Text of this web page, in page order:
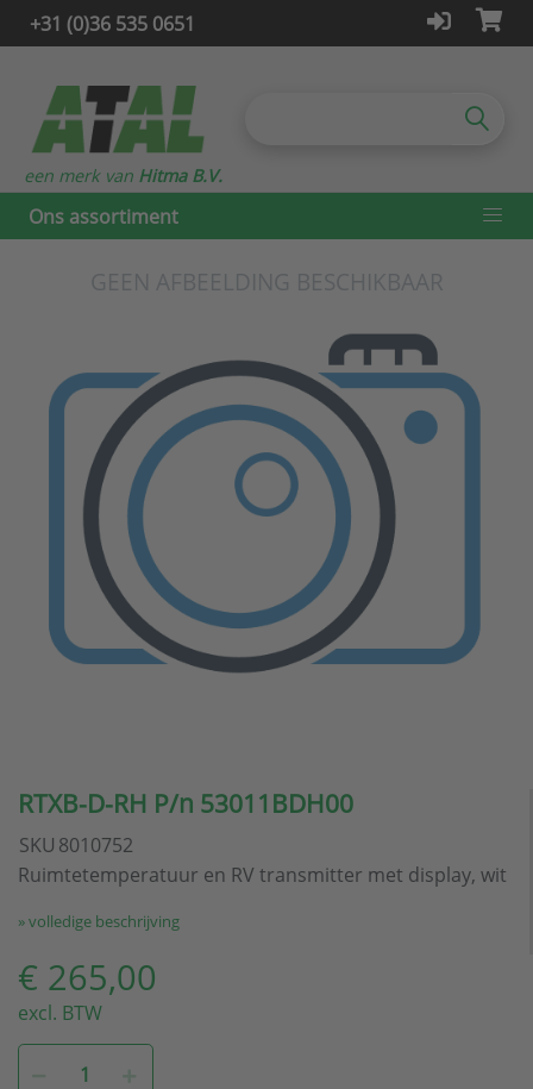
+31 (0)36 535 0651
Ons assortiment
een merk van Hitma B.V.
RTXB-D-RH P/n 53011BDH00
SKU 8010752
Ruimtetemperatuur en RV transmitter met display, wit
» volledige beschrijving
€ 265,00
excl. BTW